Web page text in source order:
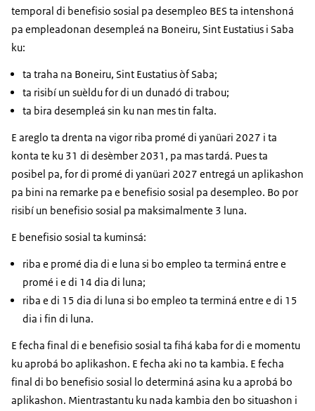
temporal di benefisio sosial pa desempleo BES ta intenshoná
pa empleadonan desempleá na Boneiru, Sint Eustatius i Saba
ku:
ta traha na Boneiru, Sint Eustatius òf Saba;
ta risibí un suèldu for di un dunadó di trabou;
ta bira desempleá sin ku nan mes tin falta.
E areglo ta drenta na vigor riba promé di yanüari 2027 i ta
konta te ku 31 di desèmber 2031, pa mas tardá. Pues ta
posibel pa, for di promé di yanüari 2027 entregá un aplikashon
pa bini na remarke pa e benefisio sosial pa desempleo. Bo por
risibí un benefisio sosial pa maksimalmente 3 luna.
E benefisio sosial ta kuminsá:
riba e promé dia di e luna si bo empleo ta terminá entre e
promé i e di 14 dia di luna;
riba e di 15 dia di luna si bo empleo ta terminá entre e di 15
dia i fin di luna.
E fecha final di e benefisio sosial ta fihá kaba for di e momentu
ku aprobá bo aplikashon. E fecha aki no ta kambia. E fecha
final di bo benefisio sosial lo determiná asina ku a aprobá bo
aplikashon. Mientrastantu ku nada kambia den bo situashon i